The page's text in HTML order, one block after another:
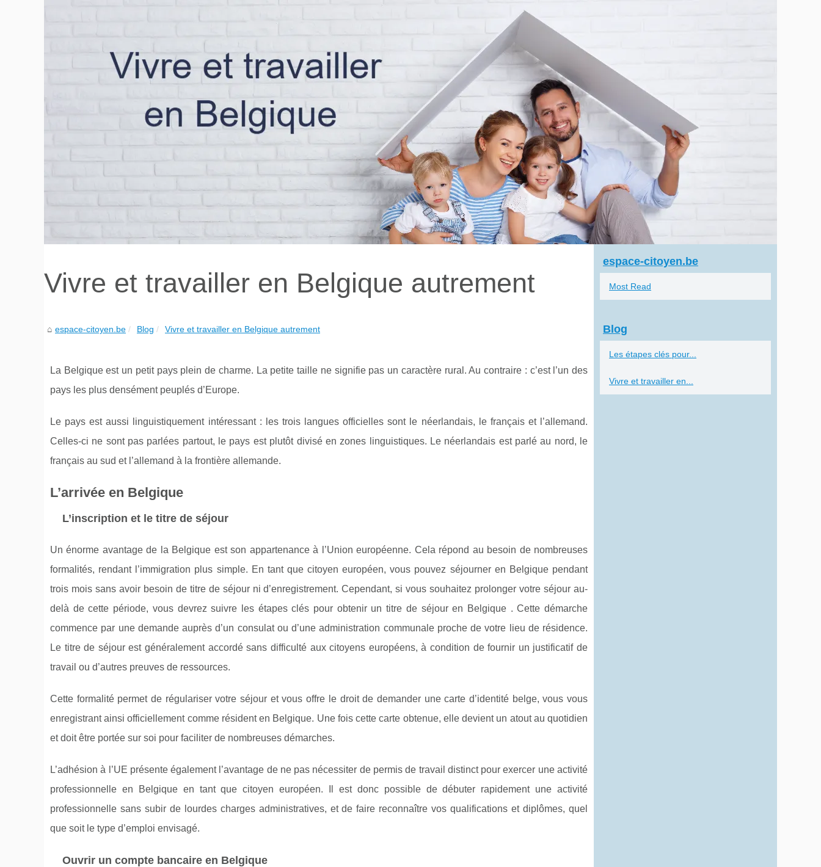
Vivre et travailler en Belgique autrement
espace-citoyen.be Blog Vivre et travailler en Belgique autrement
La Belgique est un petit pays plein de charme. La petite taille ne signifie pas un caractère rural. Au contraire : c’est l’un des
pays les plus densément peuplés d’Europe.
Le pays est aussi linguistiquement intéressant : les trois langues officielles sont le néerlandais, le français et l’allemand.
Celles-ci ne sont pas parlées partout, le pays est plutôt divisé en zones linguistiques. Le néerlandais est parlé au nord, le
français au sud et l’allemand à la frontière allemande.
L’arrivée en Belgique
L’inscription et le titre de séjour
Un énorme avantage de la Belgique est son appartenance à l’Union européenne. Cela répond au besoin de nombreuses
formalités, rendant l’immigration plus simple. En tant que citoyen européen, vous pouvez séjourner en Belgique pendant
trois mois sans avoir besoin de titre de séjour ni d’enregistrement. Cependant, si vous souhaitez prolonger votre séjour au-
delà de cette période, vous devrez suivre les étapes clés pour obtenir un titre de séjour en Belgique . Cette démarche
commence par une demande auprès d’un consulat ou d’une administration communale proche de votre lieu de résidence.
Le titre de séjour est généralement accordé sans difficulté aux citoyens européens, à condition de fournir un justificatif de
travail ou d’autres preuves de ressources.
Cette formalité permet de régulariser votre séjour et vous offre le droit de demander une carte d’identité belge, vous vous
enregistrant ainsi officiellement comme résident en Belgique. Une fois cette carte obtenue, elle devient un atout au quotidien
et doit être portée sur soi pour faciliter de nombreuses démarches.
L’adhésion à l’UE présente également l’avantage de ne pas nécessiter de permis de travail distinct pour exercer une activité
professionnelle en Belgique en tant que citoyen européen. Il est donc possible de débuter rapidement une activité
professionnelle sans subir de lourdes charges administratives, et de faire reconnaître vos qualifications et diplômes, quel
que soit le type d’emploi envisagé.
Ouvrir un compte bancaire en Belgique
espace-citoyen.be
Most Read
Blog
Les étapes clés pour...
Vivre et travailler en...